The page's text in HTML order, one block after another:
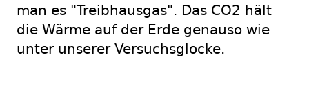
man es "Treibhausgas". Das CO2 hält
die Wärme auf der Erde genauso wie
unter unserer Versuchsglocke.